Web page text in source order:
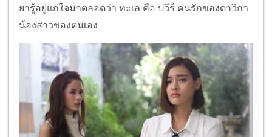
ยารู้อยู่แก่ใจมาตลอดว่า ทะเล คือ ปวีร์ คนรักของดาวิกา
น้องสาวของตนเอง